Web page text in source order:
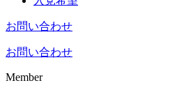
お問い合わせ
お問い合わせ
Member